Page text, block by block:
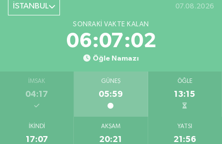
İSTANBUL 07.08.2026
SONRAKI VAKTE KALAN
06:07:02
Öğle Namazı
İMSAK
04:17
GÜNEŞ
05:59
ÖĞLE
13:15
İKINDI
17:07
AKŞAM
20:21
YATSI
21:56